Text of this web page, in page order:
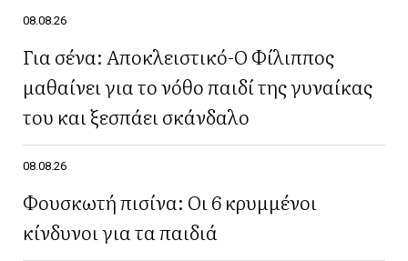
08.08.26
Για σένα: Αποκλειστικό-Ο Φίλιππος
μαθαίνει για το νόθο παιδί της γυναίκας
του και ξεσπάει σκάνδαλο
08.08.26
Φουσκωτή πισίνα: Οι 6 κρυμμένοι
κίνδυνοι για τα παιδιά